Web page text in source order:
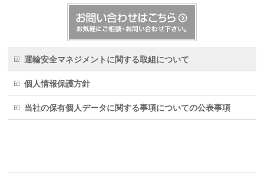
運輸安全マネジメントに関する取組について
個人情報保護方針
当社の保有個人データに関する事項についての公表事項